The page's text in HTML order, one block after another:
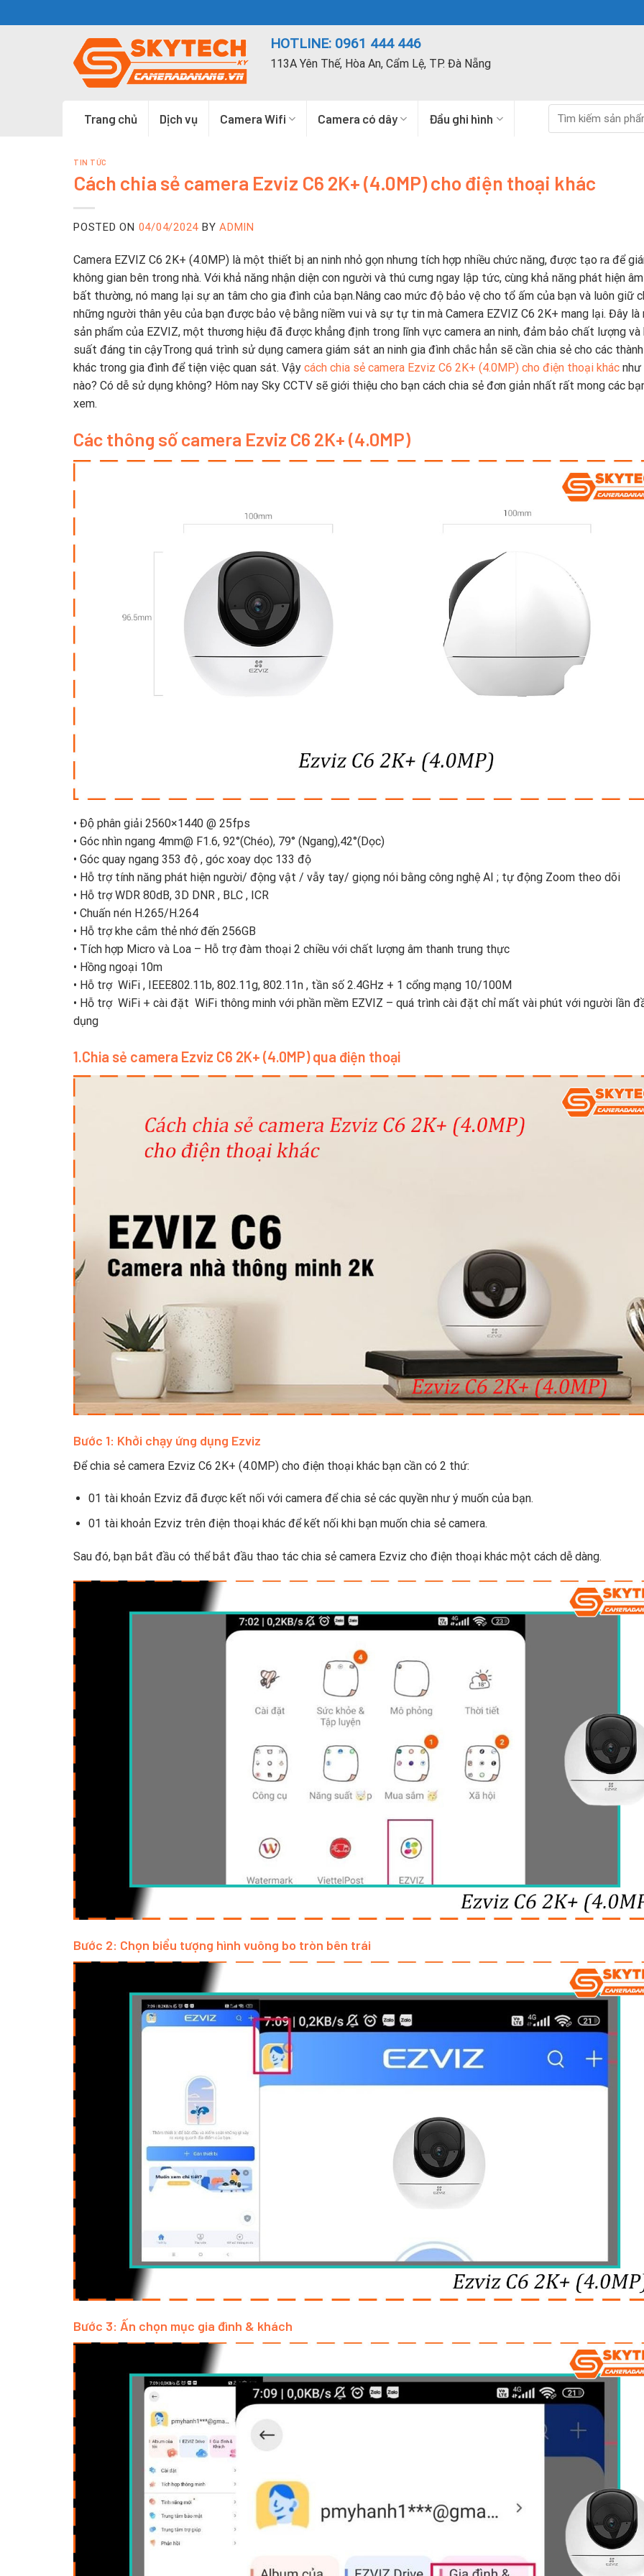
to
HOTLINE: 0961 444 446
113A Yên Thế, Hòa An, Cẩm Lệ, TP. Đà Nẵng
Trang chủ Dịch vụ Camera Wifi Camera có dây Đầu ghi hình
kiếm:
TIN TỨC
Cách chia sẻ camera Ezviz C6 2K+ (4.0MP) cho điện thoại khác
POSTED ON 04/04/2024 BY ADMIN
Camera EZVIZ C6 2K+ (4.0MP) là một thiết bị an ninh nhỏ gọn nhưng tích hợp nhiều chức năng, được tạo ra để
không gian bên trong nhà. Với khả năng nhận diện con người và thú cưng ngay lập tức, cùng khả năng phát hiện
bất thường, nó mang lại sự an tâm cho gia đình của bạn.Nâng cao mức độ bảo vệ cho tổ ấm của bạn và luôn giữ
những người thân yêu của bạn được bảo vệ bằng niềm vui và sự tự tin mà Camera EZVIZ C6 2K+ mang lại. Đây là
sản phẩm của EZVIZ, một thương hiệu đã được khẳng định trong lĩnh vực camera an ninh, đảm bảo chất lượng và
suất đáng tin cậyTrong quá trình sử dụng camera giám sát an ninh gia đình chắc hẳn sẽ cần chia sẻ cho các
khác trong gia đình để tiện việc quan sát. Vậy cách chia sẻ camera Ezviz C6 2K+ (4.0MP) cho điện thoại khác như
nào? Có dễ sử dụng không? Hôm nay Sky CCTV sẽ giới thiệu cho bạn cách chia sẻ đơn giản nhất rất mong các
xem.
Các thông số camera Ezviz C6 2K+ (4.0MP)
• Độ phân giải 2560×1440 @ 25fps
• Góc nhìn ngang 4mm@ F1.6, 92°(Chéo), 79° (Ngang),42°(Dọc)
• Góc quay ngang 353 độ , góc xoay dọc 133 độ
• Hỗ trợ tính năng phát hiện người/ động vật / vẫy tay/ giọng nói bằng công nghệ AI ; tự động Zoom theo dõi
• Hỗ trợ WDR 80dB, 3D DNR , BLC , ICR
• Chuấn nén H.265/H.264
• Hỗ trợ khe cắm thẻ nhớ đến 256GB
• Tích hợp Micro và Loa – Hỗ trợ đàm thoại 2 chiều với chất lượng âm thanh trung thực
• Hồng ngoại 10m
• Hỗ trợ WiFi , IEEE802.11b, 802.11g, 802.11n , tần số 2.4GHz + 1 cổng mạng 10/100M
• Hỗ trợ WiFi + cài đặt WiFi thông minh với phần mềm EZVIZ – quá trình cài đặt chỉ mất vài phút với người lần
dụng
1.Chia sẻ camera Ezviz C6 2K+ (4.0MP) qua điện thoại
Bước 1: Khởi chạy ứng dụng Ezviz
Để chia sẻ camera Ezviz C6 2K+ (4.0MP) cho điện thoại khác bạn cần có 2 thứ:
01 tài khoản Ezviz đã được kết nối với camera để chia sẻ các quyền như ý muốn của bạn.
01 tài khoản Ezviz trên điện thoại khác để kết nối khi bạn muốn chia sẻ camera.
Sau đó, bạn bắt đầu có thể bắt đầu thao tác chia sẻ camera Ezviz cho điện thoại khác một cách dễ dàng.
Bước 2: Chọn biểu tượng hình vuông bo tròn bên trái
Bước 3: Ấn chọn mục gia đình & khách